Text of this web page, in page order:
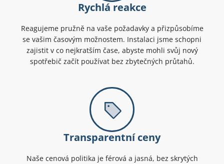
Rychlá reakce
Reagujeme pružně na vaše požadavky a přizpůsobíme
se vašim časovým možnostem. Instalaci jsme schopni
zajistit v co nejkratším čase, abyste mohli svůj nový
spotřebič začít používat bez zbytečných průtahů.
Transparentní ceny
Naše cenová politika je férová a jasná, bez skrytých